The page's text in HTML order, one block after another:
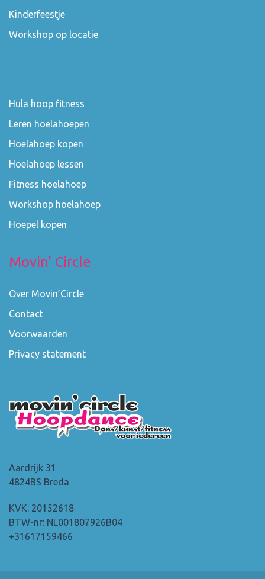
Kinderfeestje
Workshop op locatie
Hula hoop fitness
Leren hoelahoepen
Hoelahoep kopen
Hoelahoep lessen
Fitness hoelahoep
Workshop hoelahoep
Hoepel kopen
Movin’ Circle
Over Movin’Circle
Contact
Voorwaarden
Privacy statement
Aardrijk 31
4824BS Breda
KVK: 20152618
BTW-nr: NL001807926B04
+31617159466